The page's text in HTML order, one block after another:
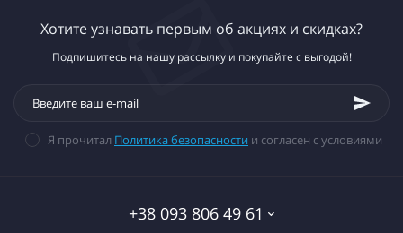
Хотите узнавать первым об акциях и скидках?
Подпишитесь на нашу рассылку и покупайте с выгодой!
Я прочитал Политика безопасности и согласен с условиями
+38 093 806 49 61